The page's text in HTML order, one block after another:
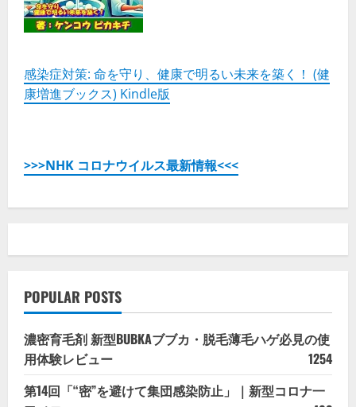
感染症対策: 命を守り、健康で明るい未来を築く！ (健
康増進ブックス) Kindle版
>>>NHK コロナウイルス最新情報<<<
POPULAR POSTS
濃密育毛剤 新型BUBKAブブカ・脱毛薄毛ハゲ必見の使
用体験レビュー
1254
第14回「“密”を避けて集団感染防止」｜新型コロナ一